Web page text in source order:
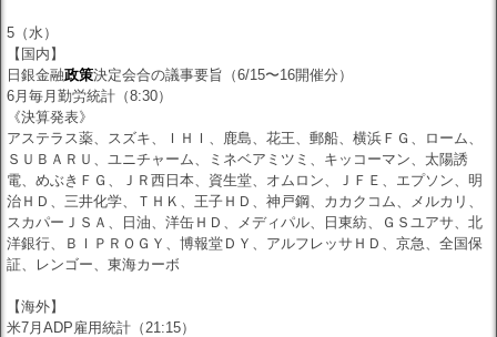
5（水）
【国内】
日銀金融政策決定会合の議事要旨（6/15〜16開催分）
6月毎月勤労統計（8:30）
《決算発表》
アステラス薬、スズキ、ＩＨＩ、鹿島、花王、郵船、横浜ＦＧ、ローム、
ＳＵＢＡＲＵ、ユニチャーム、ミネベアミツミ、キッコーマン、太陽誘
電、めぶきＦＧ、ＪＲ西日本、資生堂、オムロン、ＪＦＥ、エプソン、明
治ＨＤ、三井化学、ＴＨＫ、王子ＨＤ、神戸鋼、カカクコム、メルカリ、
スカパーＪＳＡ、日油、洋缶ＨＤ、メディパル、日東紡、ＧＳユアサ、北
洋銀行、ＢＩＰＲＯＧＹ、博報堂ＤＹ、アルフレッサＨＤ、京急、全国保
証、レンゴー、東海カーボ
【海外】
米7月ADP雇用統計（21:15）